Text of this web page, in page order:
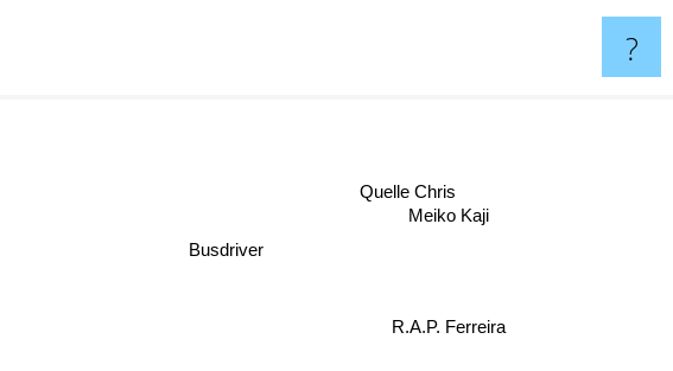
?
Busdriver
Quelle Chris
R.A.P. Ferreira
Meiko Kaji